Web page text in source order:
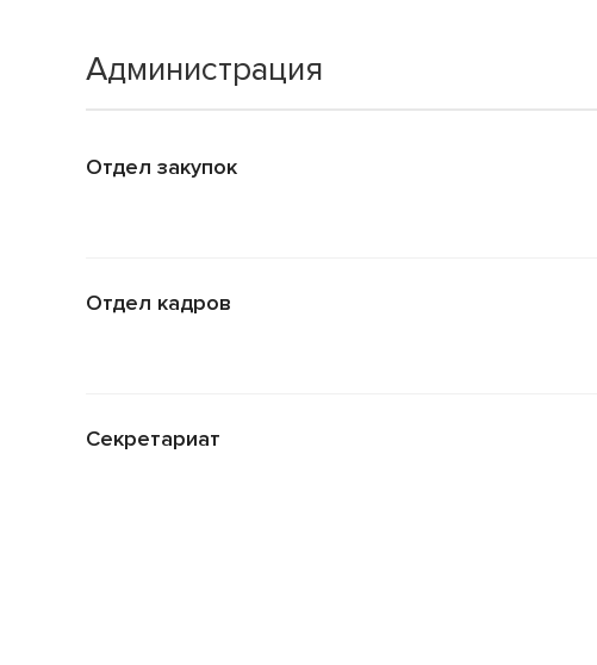
Администрация
Отдел закупок
Отдел кадров
Секретариат